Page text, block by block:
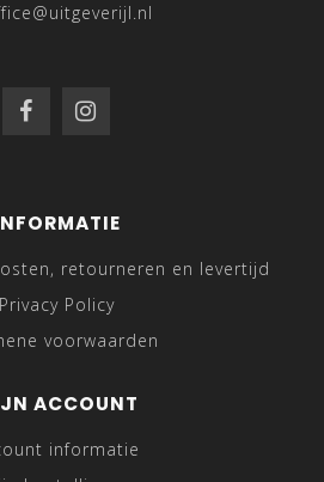
retourneren en levertijd
Privacy Policy
voorwaarden
ACCOUNT
informatie